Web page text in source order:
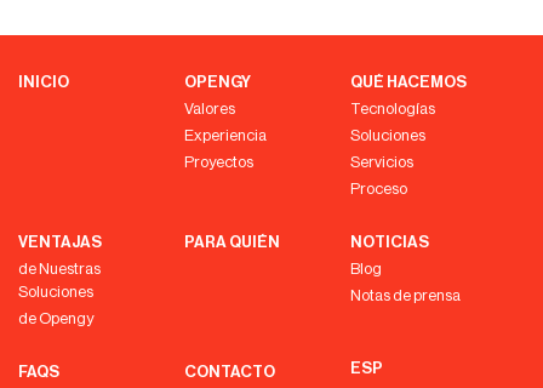
INICIO
OPENGY
Valores
Experiencia
Proyectos
QUÉ HACEMOS
Tecnologías
Soluciones
Servicios
Proceso
VENTAJAS
de Nuestras
Soluciones
de Opengy
PARA QUIÉN
NOTICIAS
Blog
Notas de prensa
FAQS CONTACTO ESP